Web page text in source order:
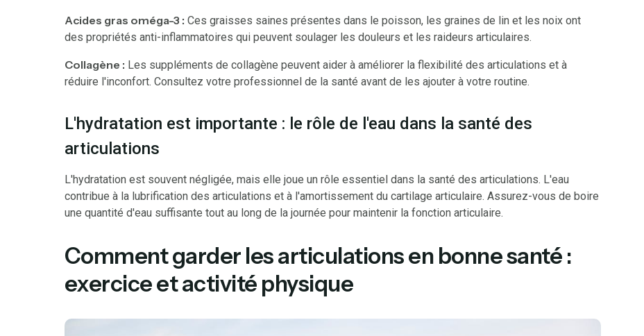
Acides gras oméga-3 : Ces graisses saines présentes dans le poisson, les graines de lin et les noix ont
des propriétés anti-inflammatoires qui peuvent soulager les douleurs et les raideurs articulaires.
Collagène : Les suppléments de collagène peuvent aider à améliorer la flexibilité des articulations et à
réduire l'inconfort. Consultez votre professionnel de la santé avant de les ajouter à votre routine.
L'hydratation est importante : le rôle de l'eau dans la santé des
articulations
L'hydratation est souvent négligée, mais elle joue un rôle essentiel dans la santé des articulations. L'eau
contribue à la lubrification des articulations et à l'amortissement du cartilage articulaire. Assurez-vous de boire
une quantité d'eau suffisante tout au long de la journée pour maintenir la fonction articulaire.
Comment garder les articulations en bonne santé :
exercice et activité physique